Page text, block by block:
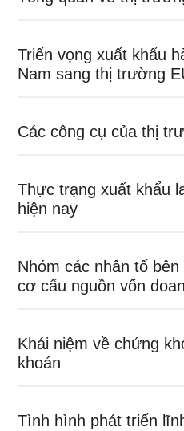
Triển vọng xuất khẩu
Nam sang thị trường
Các công cụ của thị
Thực trạng xuất khẩu
hiện nay
Nhóm các nhân tố
cơ cấu nguồn vốn
Khái niệm về chứng
khoán
Tình hình phát triển